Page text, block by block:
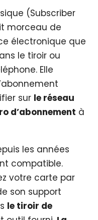
(Subscriber
morceau de
électronique que
le tiroir ou
Elle
sur le réseau
d’abonnement à
les années
compatible.
votre carte par
son support
le tiroir de